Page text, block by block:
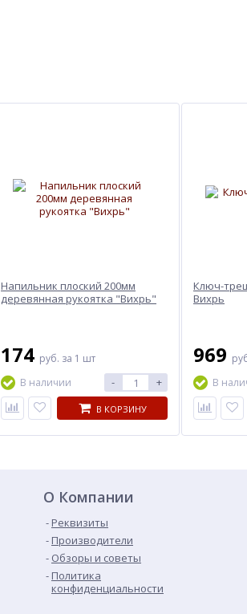
Напильник плоский 200мм
деревянная рукоятка "Вихрь"
174 руб. за 1 шт
В наличии
- +
В КОРЗИНУ
Ключ-
Вихрь
969
В
О Компании
Реквизиты
Производители
Обзоры и советы
Политика
конфиденциальности